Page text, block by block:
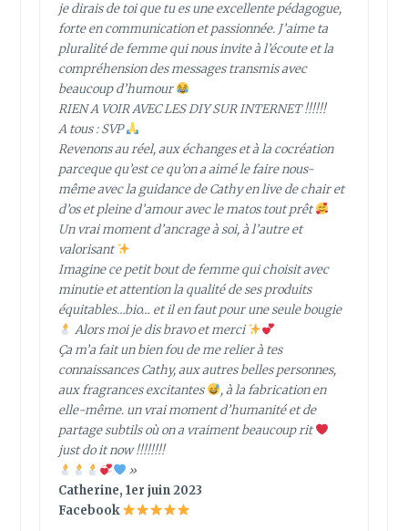
je dirais de toi que tu es une excellente pédagogue,
forte en communication et passionnée. J’aime ta
pluralité de femme qui nous invite à l’écoute et la
compréhension des messages transmis avec
beaucoup d’humour
RIEN A VOIR AVEC LES DIY SUR INTERNET !!!!!!
A tous : SVP
Revenons au réel, aux échanges et à la cocréation
parceque qu’est ce qu’on a aimé le faire nous-
même avec la guidance de Cathy en live de chair et
d’os et pleine d’amour avec le matos tout prêt
Un vrai moment d’ancrage à soi, à l’autre et
valorisant
Imagine ce petit bout de femme qui choisit avec
minutie et attention la qualité de ses produits
équitables…bio… et il en faut pour une seule bougie
Alors moi je dis bravo et merci
Ça m’a fait un bien fou de me relier à tes
connaissances Cathy, aux autres belles personnes,
aux fragrances excitantes
, à la fabrication en
elle-même. un vrai moment d’humanité et de
partage subtils où on a vraiment beaucoup rit
just do it now !!!!!!!!
»
Catherine, 1er juin 2023
Facebook